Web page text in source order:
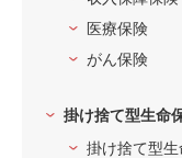
医療保険
がん保険
掛け捨て型生命
掛け捨て型